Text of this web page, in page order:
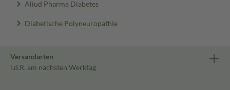
Aliud Pharma Diabetes
Diabetische Polyneuropathie
Versandarten
i.d.R. am nächsten Werktag